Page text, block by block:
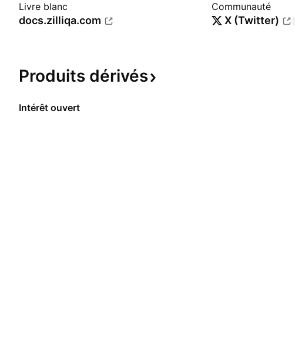
Livre blanc
docs.zilliqa.com
Communauté
X (Twitter)
Produits dérivés
Intérêt ouvert